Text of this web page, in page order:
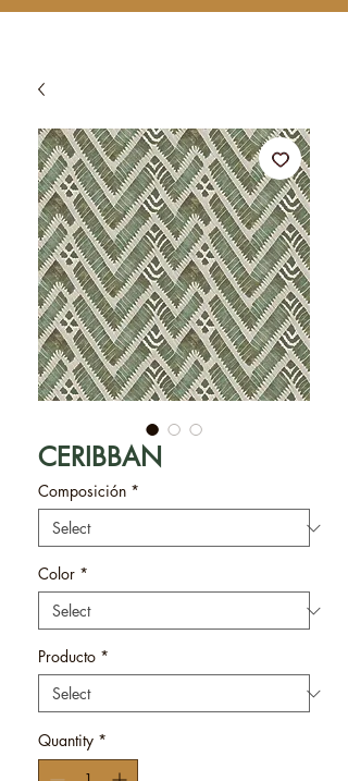
CERIBBAN
Composición *
Color *
Producto *
Quantity *